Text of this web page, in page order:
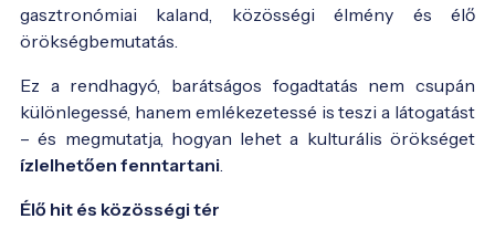
gasztronómiai kaland, közösségi élmény és élő
örökségbemutatás.
Ez a rendhagyó, barátságos fogadtatás nem csupán
különlegessé, hanem emlékezetessé is teszi a látogatást
– és megmutatja, hogyan lehet a kulturális örökséget
ízlelhetően fenntartani
Élő hit és közösségi tér